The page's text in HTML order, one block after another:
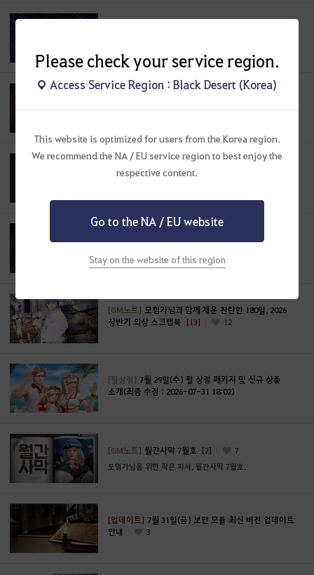
Please check your service region.
Access Service Region : Black Desert (Korea)
This website is optimized for users from the Korea region.
We recommend the NA / EU service region to best enjoy the
respective content.
Go to the NA / EU website
Stay on the website of this region
[공지] [완료] 8월 5일(수) 서비스 정기점검 및
홈페이지 점검 안내(최종 수정 : 2026-08-04 10:17)
[공지]운영정책 위반 사용자 조치 안내 (2026/08/03)
[GM노트] 모험가님과 함께 채운 찬란한 180일, 2026
상반기 의상 스크랩북 [13] 12
[펄상점] 7월 29일(수) 펄 상점 패키지 및 신규 상품
소개(최종 수정 : 2026-07-31 18:02)
[GM노트] 월간사막 7월호 [2]
7
모험가님을 위한 작은 피서, 월간사막 7월호.
[업데이트] 7월 31일(금) 보안 모듈 최신 버전 업데이트
안내
3